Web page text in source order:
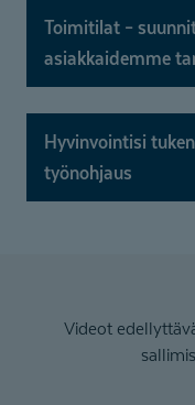
Toimitilat –
asiakkaidemme
Hyvinvointisi
työnohjaus
Videot